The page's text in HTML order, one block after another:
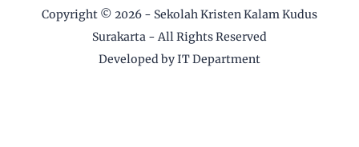
Copyright © 2026 - Sekolah Kristen Kalam Kudus
Surakarta - All Rights Reserved
Developed by IT Department